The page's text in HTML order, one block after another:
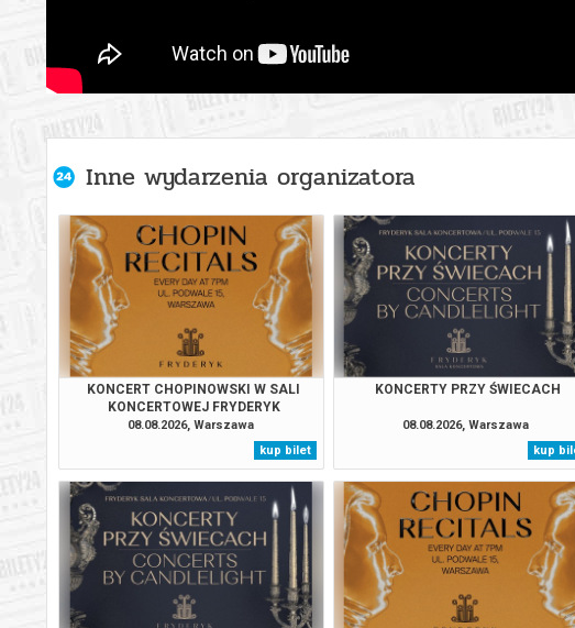
Warszawa
05.09.2026 , g. 21:00
Warszawa
Warszawa 07.09.2026 , g.
Warszawa 08.09.2026 , g.
Warszawa 09.09.2026 , g.
Warszawa
Warszawa 11.09.2026 , g.
Warszawa 12.09.2026 , g.
Warszawa 13.09.2026 , g. 21:00
Inne wydarzenia organizatora
KONCERT CHOPINOWSKI W SALI
KONCERTOWEJ FRYDERYK
08.08.2026, Warszawa
kup bilet
KONCERTY PRZY ŚWIECACH
08.08.2026, Warszawa
kup